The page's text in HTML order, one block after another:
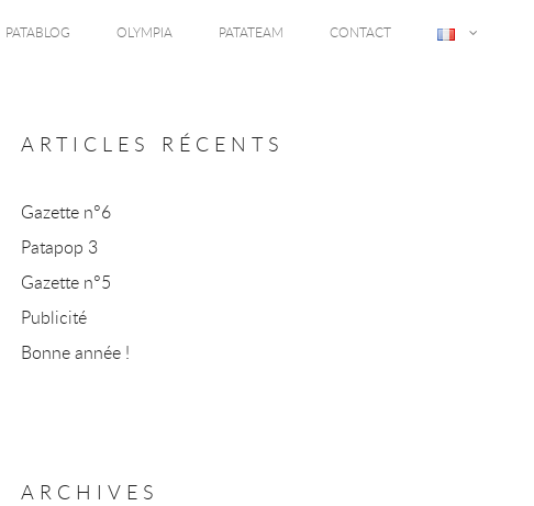
PATABLOG OLYMPIA PATATEAM CONTACT
ARTICLES RÉCENTS
Gazette n°6
Patapop 3
Gazette n°5
Publicité
Bonne année !
ARCHIVES